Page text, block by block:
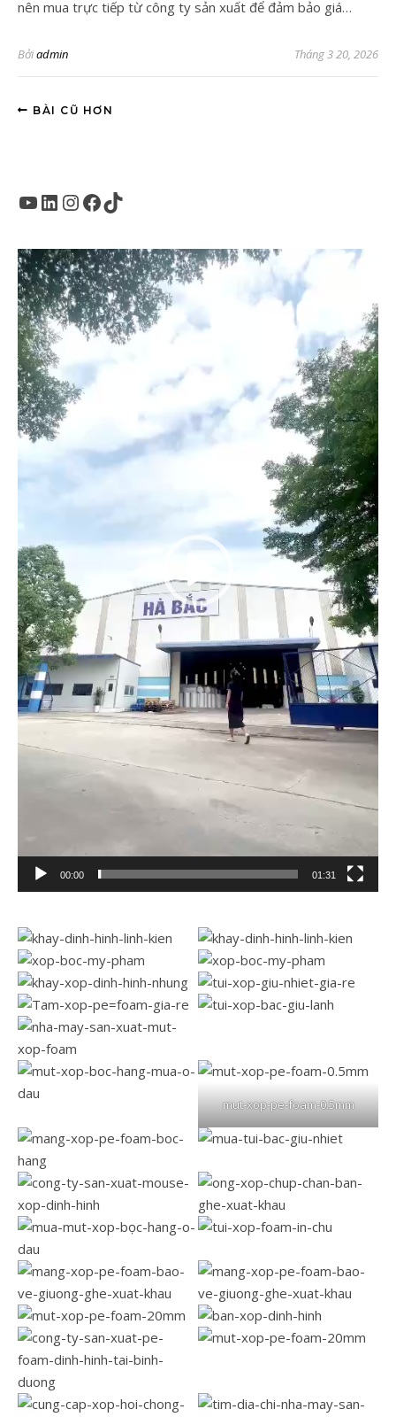
nên mua trực tiếp từ công ty sản xuất để đảm bảo giá…
Bởiadmin Tháng 3 20, 2026
BÀI CŨ HƠN
Youtube
LinkedIn
Instagram
Facebook
TikTok
Trình
chơi
Video
00:00 01:31
mut-xop-pe-foam-0.5mm